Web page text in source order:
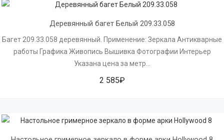
Деревянный багет Белый 209.33.058
Багет 209.33.058 деревянный. Применение: Зеркала Антикварные
работы Графика Живопись Вышивка Фотографии Интерьер
Указана цена за метр...
2 585₽